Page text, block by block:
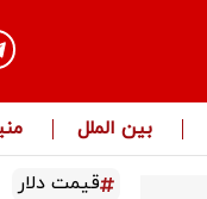
بین الملل
قیمت دلار